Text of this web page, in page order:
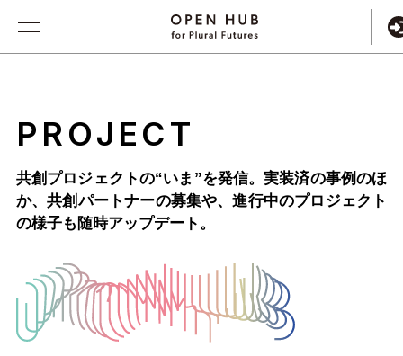
PROJECT
共創プロジェクトの“いま”を発信。実装済の事例のほ
か、共創パートナーの募集や、進行中のプロジェクト
の様子も随時アップデート。